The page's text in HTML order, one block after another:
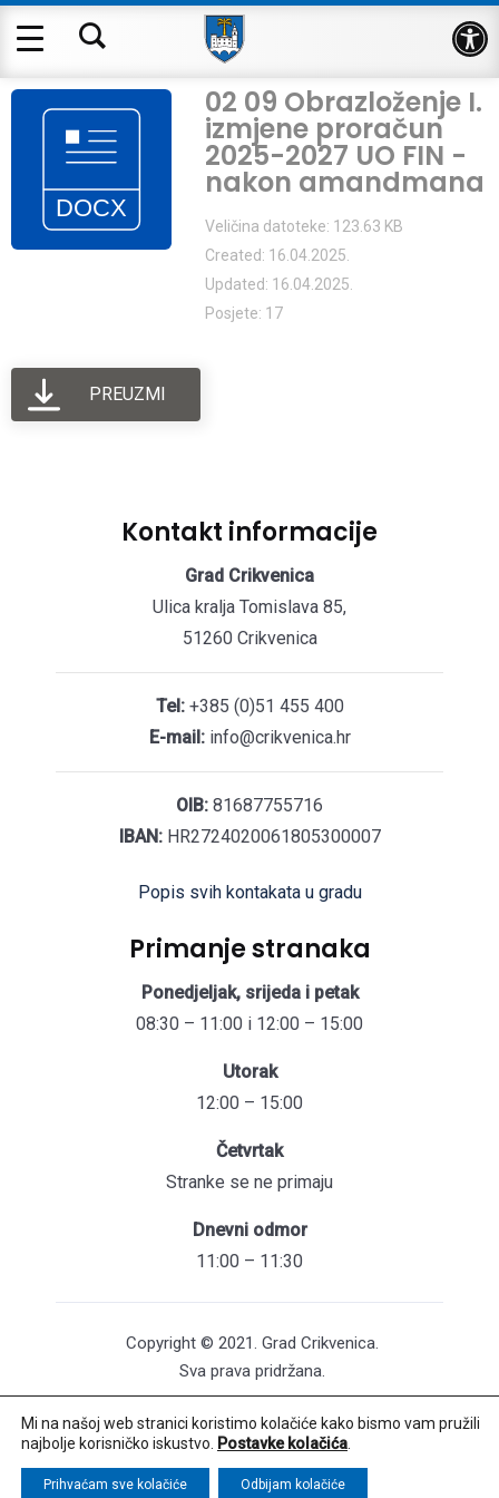
02 09 Obrazloženje I.
izmjene proračun
2025-2027 UO FIN -
nakon amandmana
Veličina datoteke: 123.63 KB
Created: 16.04.2025.
Updated: 16.04.2025.
Posjete: 17
PREUZMI
Kontakt informacije
Grad Crikvenica
Ulica kralja Tomislava 85,
51260 Crikvenica
Tel:+385 (0)51 455 400
E-mail:info@crikvenica.hr
OIB: 81687755716
IBAN:HR2724020061805300007
Popis svih kontakata u gradu
Primanje stranaka
Ponedjeljak, srijeda i petak
08:30 – 11:00 i 12:00 – 15:00
Utorak
12:00 – 15:00
Četvrtak
Stranke se ne primaju
Dnevni odmor
11:00 – 11:30
Copyright © 2021. Grad Crikvenica.
Sva prava pridržana.
Pristupačnost mrežnih stranica
Održavanje web stranica: UNICITAS / Izrada:
Creative Media™
Mi na našoj web stranici koristimo kolačiće kako bismo vam pružili
najbolje korisničko iskustvo.
Postavke kolačića
Prihvaćam sve kolačiće Odbijam kolačiće